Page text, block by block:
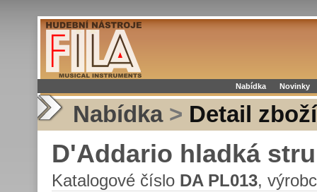
Nabídka Novinky
Nabídka > Detail zboží
D'Addario hladká
Katalogové číslo DA PL013,